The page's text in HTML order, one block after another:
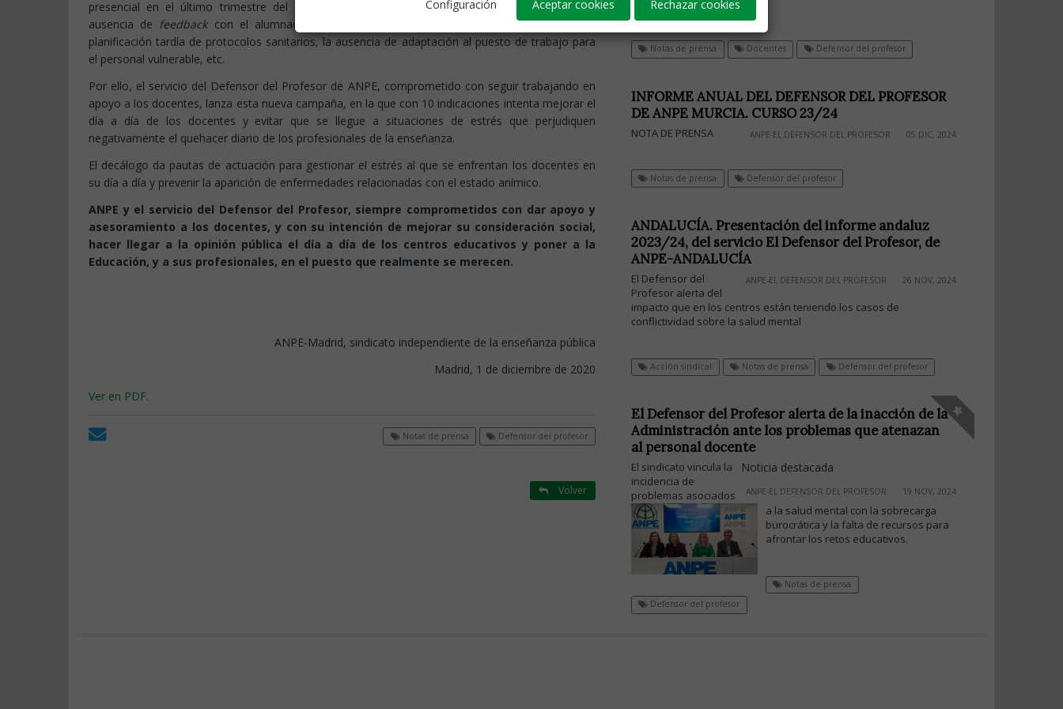
presencial en el último trimestre del curso pasado, la falta de regulación del teletrabajo, la
ausencia de feedbackcon el alumnado y las familias, el mal uso de las redes sociales, la
planificación tardía de protocolos sanitarios, la ausencia de adaptación al puesto de trabajo para
el personal vulnerable, etc.
Por ello, el servicio del Defensor del Profesor de ANPE, comprometido con seguir trabajando en
apoyo a los docentes, lanza esta nueva campaña, en la que con 10 indicaciones intenta mejorar el
día a día de los docentes y evitar que se llegue a situaciones de estrés que perjudiquen
negativamente el quehacer diario de los profesionales de la enseñanza.
El decálogo da pautas de actuación para gestionar el estrés al que se enfrentan los docentes en
su día a día y prevenir la aparición de enfermedades relacionadas con el estado anímico.
ANPE y el servicio del Defensor del Profesor, siempre comprometidos con dar apoyo y
asesoramiento a los docentes, y con su intención de mejorar su consideración social,
hacer llegar a la opinión pública el día a día de los centros educativos y poner a la
Educación, y a sus profesionales, en el puesto que realmente se merecen.
ANPE-Madrid, sindicato independiente de la enseñanza pública
Madrid, 1 de diciembre de 2020
Ver en PDF.
Notas de prensa Defensor del profesor
Volver
sociedad
Notas de prensa Docentes Defensor del profesor
INFORME ANUAL DEL DEFENSOR DEL PROFESOR
DE ANPE MURCIA. CURSO 23/24
ANPE-EL DEFENSOR DEL PROFESOR 05 DIC, 2024
NOTA DE PRENSA
Notas de prensa Defensor del profesor
ANDALUCÍA. Presentación del informe andaluz
2023/24, del servicio El Defensor del Profesor, de
ANPE-ANDALUCÍA
ANPE-EL DEFENSOR DEL PROFESOR 26 NOV, 2024
El Defensor del
Profesor alerta del
impacto que en los centros están teniendo los casos de
conflictividad sobre la salud mental
Acción sindical Notas de prensa Defensor del profesor
El Defensor del Profesor alerta de la inacción de la
Administración ante los problemas que atenazan
al personal docente
Noticia destacada
ANPE-EL DEFENSOR DEL PROFESOR 19 NOV, 2024
El sindicato vincula la
incidencia de
problemas asociados
a la salud mental con la sobrecarga
burocrática y la falta de recursos para
afrontar los retos educativos.
Notas de prensa
Defensor del profesor
Configuración Aceptar cookies Rechazar cookies